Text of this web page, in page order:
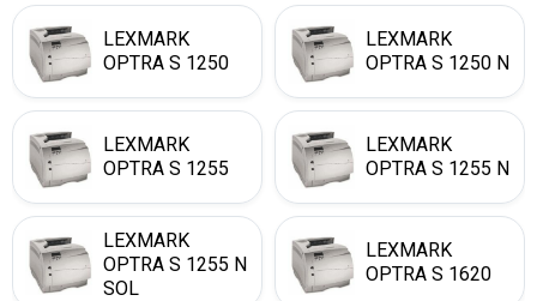
LEXMARK
OPTRA S 1250
LEXMARK
OPTRA S 1250 N
LEXMARK
OPTRA S 1255
LEXMARK
OPTRA S 1255 N
LEXMARK
OPTRA S 1255 N
SOL
LEXMARK
OPTRA S 1620